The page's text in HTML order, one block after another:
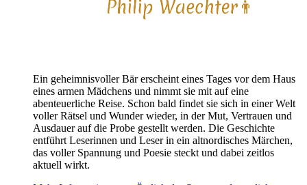
Ein geheimnisvoller Bär erscheint eines Tages vor dem Haus
eines armen Mädchens und nimmt sie mit auf eine
abenteuerliche Reise. Schon bald findet sie sich in einer Welt
voller Rätsel und Wunder wieder, in der Mut, Vertrauen und
Ausdauer auf die Probe gestellt werden. Die Geschichte
entführt Leserinnen und Leser in ein altnordisches Märchen,
das voller Spannung und Poesie steckt und dabei zeitlos
aktuell wirkt.